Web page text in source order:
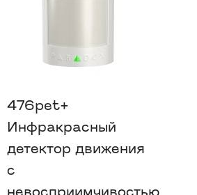
476pet+
Инфракрасный
детектор движения
c